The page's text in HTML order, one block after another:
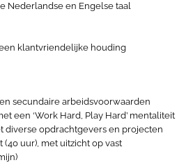
Nederlandse en Engelse taal
klantvriendelijke houding
secundaire arbeidsvoorwaarden
een ‘Work Hard, Play Hard’ mentaliteit
diverse opdrachtgevers en projecten
uur), met uitzicht op vast